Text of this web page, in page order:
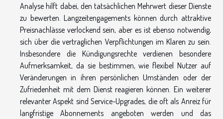
Analyse hilft dabei, den tatsächlichen Mehrwert dieser Dienste
zu bewerten. Langzeitengagements können durch attraktive
Preisnachlässe verlockend sein, aber es ist ebenso notwendig,
sich über die vertraglichen Verpflichtungen im Klaren zu sein.
Insbesondere die Kündigungsrechte verdienen besondere
Aufmerksamkeit, da sie bestimmen, wie flexibel Nutzer auf
Veränderungen in ihren persönlichen Umständen oder der
Zufriedenheit mit dem Dienst reagieren können. Ein weiterer
relevanter Aspekt sind Service-Upgrades, die oft als Anreiz für
langfristige Abonnements angeboten werden und das